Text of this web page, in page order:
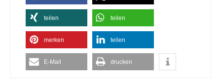
teilen teilen
merken teilen
E-Mail drucken